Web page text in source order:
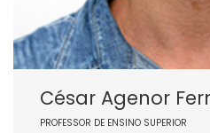
César Agenor
PROFESSOR DE ENSINO SUPERIOR